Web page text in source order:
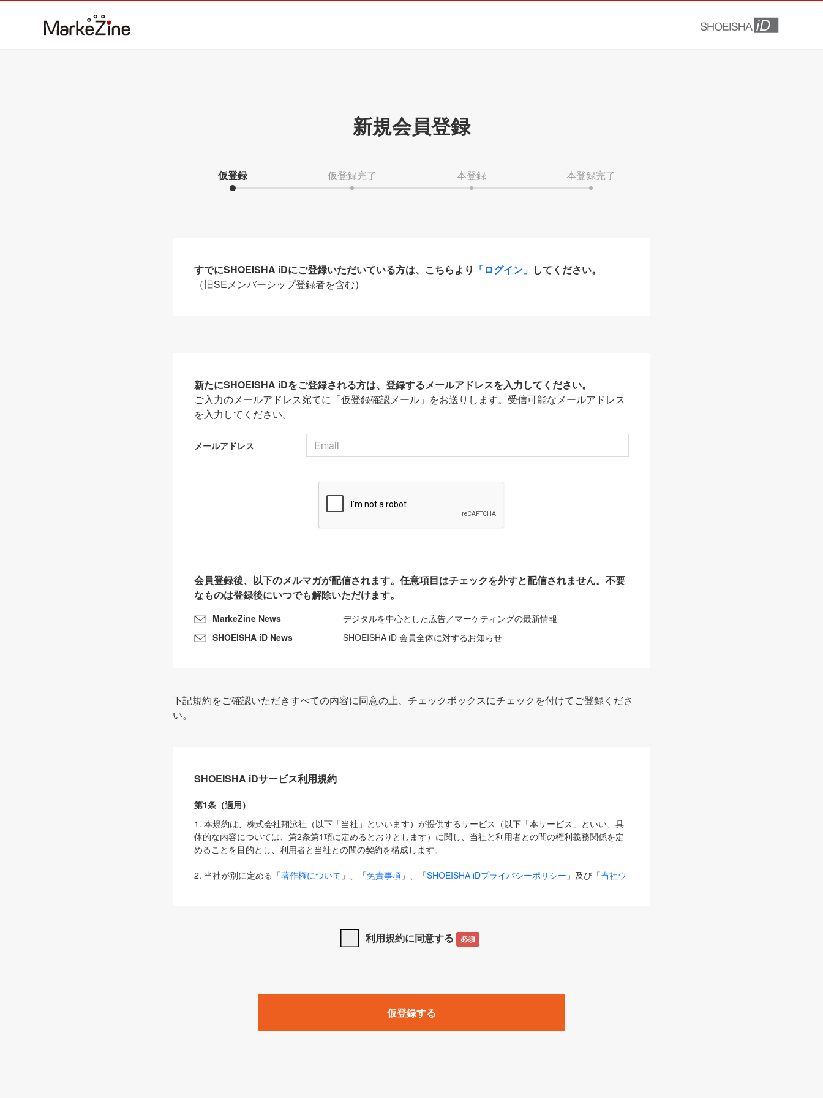
新規会員登録
仮登録 仮登録完了 本登録 本登録完了
すでにSHOEISHA iDにご登録いただいている方は、こちらより 「ログイン」 してください。
（旧SEメンバーシップ登録者を含む）
新たにSHOEISHA iDをご登録される方は、登録するメールアドレスを入力してください。
ご入力のメールアドレス宛てに「仮登録確認メール」をお送りします。受信可能なメールアドレス
を入力してください。
メールアドレス
会員登録後、以下のメルマガが配信されます。任意項目はチェックを外すと配信されません。不要
なものは登録後にいつでも解除いただけます。
MarkeZine News
デジタルを中心とした広告／マーケティングの最新情報
SHOEISHA iD News
SHOEISHA iD 会員全体に対するお知らせ
下記規約をご確認いただきすべての内容に同意の上、チェックボックスにチェックを付けてご登録くださ
い。
SHOEISHA iDサービス利用規約
第1条（適用）
1. 本規約は、株式会社翔泳社（以下「当社」といいます）が提供するサービス（以下「本サービス」といい、具
体的な内容については、第2条第1項に定めるとおりとします）に関し、当社と利用者との間の権利義務関係を定
めることを目的とし、利用者と当社との間の契約を構成します。
2. 当社が別に定める「著作権について 」、「免責事項 」、「SHOEISHA iDプライバシーポリシー 」及び「当社ウ
は、本規約の規定が優先して適用されるものとします。
1. 「本サービス」とは、当社が提供する以下のサービス（名称や内容が変更された場合、変更後のサービスを含
みます）及びこれらサービスに関連して当社が実施するイベントやキャンペーンをいいます。
「SEBook」「SEShop」「CodeZine」「MarkeZine」「EnterpriseZine」「ECzine」「Biz/Zine」「HRzine」
利用規約に同意する 必須
仮登録する